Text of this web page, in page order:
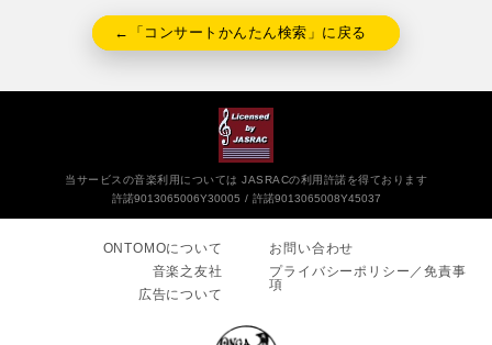
←「コンサートかんたん検索」に戻る
当サービスの音楽利用については JASRACの利用許諾を得ております
許諾9013065006Y30005
許諾9013065008Y45037
ONTOMOについて
音楽之友社
広告について
お問い合わせ
プライバシーポリシー／免責事
項